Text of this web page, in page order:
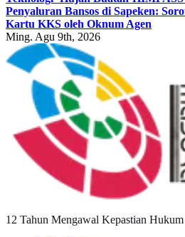
Penyaluran Bansos di Sapeken:
Kartu KKS oleh Oknum Agen
Ming. Agu 9th, 2026
12 Tahun Mengawal Kepastian Hukum